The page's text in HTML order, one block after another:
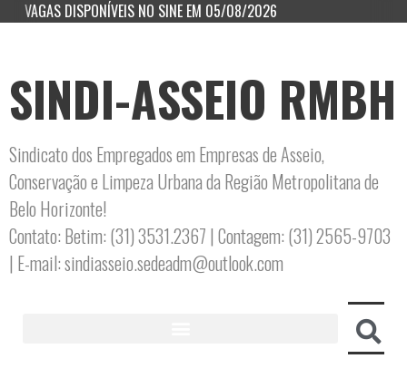
VAGAS DISPONÍVEIS NO SINE EM 05/08/2026
SINDI-ASSEIO RMBH
Sindicato dos Empregados em Empresas de Asseio,
Conservação e Limpeza Urbana da Região Metropolitana de
Belo Horizonte!
Contato: Betim: (31) 3531.2367 | Contagem: (31) 2565-9703
| E-mail: sindiasseio.sedeadm@outlook.com